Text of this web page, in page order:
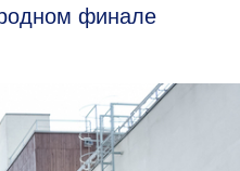
финале